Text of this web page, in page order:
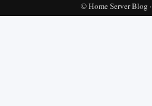
©Home Server Blog